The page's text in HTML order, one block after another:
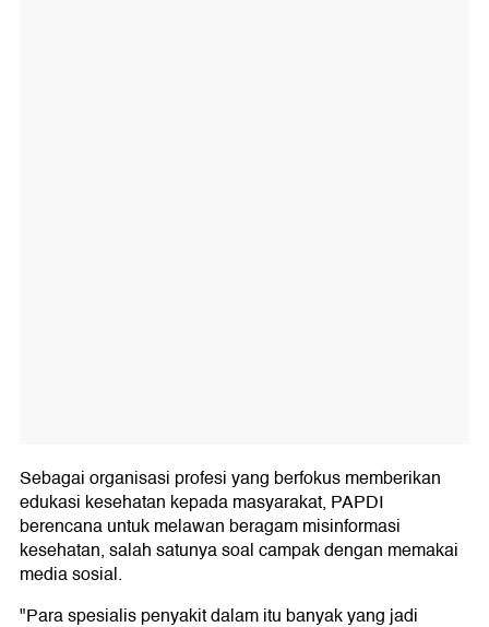
Sebagai organisasi profesi yang berfokus memberikan
edukasi kesehatan kepada masyarakat, PAPDI
berencana untuk melawan beragam misinformasi
kesehatan, salah satunya soal campak dengan memakai
media sosial.
"Para spesialis penyakit dalam itu banyak yang jadi